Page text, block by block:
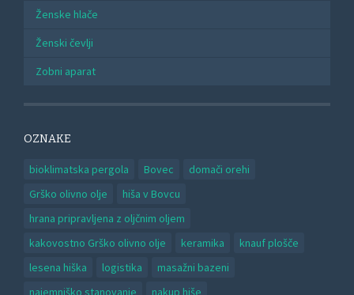
Ženske hlače
Ženski čevlji
Zobni aparat
OZNAKE
bioklimatska pergola Bovec
domači orehi
Grško olivno olje
hiša v Bovcu
hrana pripravljena z oljčnim oljem
kakovostno Grško olivno olje
keramika
knauf plošče
lesena hiška
logistika
masažni bazeni
najemniško stanovanje
nakup hiše